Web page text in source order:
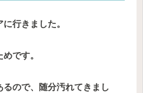
行きました。
です。
ので、随分汚れてきまし